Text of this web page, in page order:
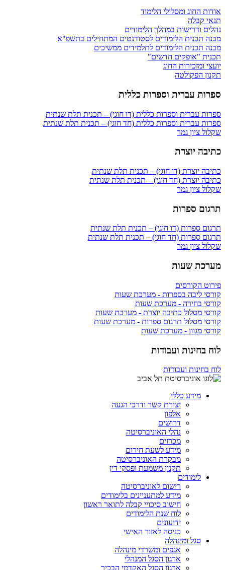
אודות החוג ומסלולי הלימוד
תנאי קבלה
נהלים ודרישות במהלך הלימודים
מבנה תכנית הלימודים לסטודנטים המתחילים בתשפ"א
מבנה תכנית הלימודים לתלמידים ממשיכים
תכנית "אופקים חדשים"
יועצי ומזכירות החוג
תקנון הפקולטה
ספרות עברית וספרות כללית
ספרות עברית וספרות כללית (דו חוגי) – תכנית תלת שנתית
ספרות עברית וספרות כללית (חד חוגי) – תכנית תלת שנתית
שקלול ציון גמר
כתיבה יוצרת
כתיבה יוצרת (דו חוגי) – תכנית תלת שנתית
כתיבה יוצרת (חד חוגי) – תכנית תלת שנתית
שקלול ציון גמר
תרגום ספרות
תרגום ספרות (דו חוגי) – תכנית תלת שנתית
תרגום ספרות (חד חוגי) – תכנית תלת שנתית
שקלול ציון גמר
מערכת שעות
פירוט הקורסים
קורסי ליבה בספרות - מערכת שעות
קורסי בחירה - מערכת שעות
קורסי מסלול כתיבה יוצרת - מערכת שעות
קורסי מסלול תרגום ספרות - מערכת שעות
קורסי מגוון - מערכת שעות
לוח בחינות ועבודות
לוח בחינות ועבודות
מידע כללי
יצירת קשר ודרכי הגעה
אלפון
דרושים
נהלי האוניברסיטה
מכרזים
מידע לשעת חירום
מבקרת האוניברסיטה
תקנון משמעת ופסקי דין
לימודים
רישום לאוניברסיטה
מידע למתעניינים בלימודים
חישוב סיכויי קבלה לתואר ראשון
לוח שנת הלימודים
ידיעונים
כניסה לאזור האישי
סגל ומינהלה
אגפים ומשרדי מינהלה
ארגון הסגל המנהלי
ארגון הסגל האקדמי הבכיר